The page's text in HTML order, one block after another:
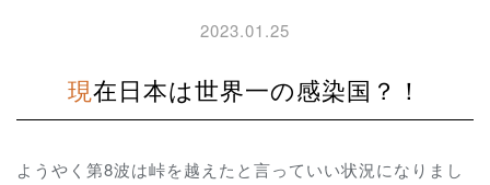
2023.01.25
現在日本は世界一の感染国？！
ようやく第8波は峠を越えたと言っていい状況になりまし